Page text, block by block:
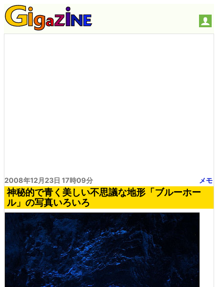
2008年12月23日 17時09分 メモ
神秘的で青く美しい不思議な地形「ブルーホー
ル」の写真いろいろ